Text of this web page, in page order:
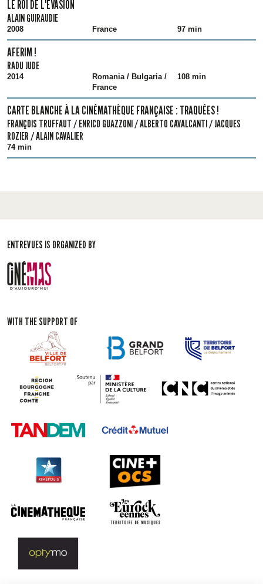
LE ROI DE L'ÉVASION
ALAIN GUIRAUDIE
2008 France 97 min
AFERIM !
RADU JUDE
2014
Romania / Bulgaria /
France
108 min
CARTE BLANCHE À LA CINÉMATHÈQUE FRANÇAISE : TRAQUÉES !
FRANÇOIS TRUFFAUT / ENRICO GUAZZONI / ALBERTO CAVALCANTI / JACQUES
ROZIER / ALAIN CAVALIER
74 min
ENTREVUES IS ORGANIZED BY
WITH THE SUPPORT OF